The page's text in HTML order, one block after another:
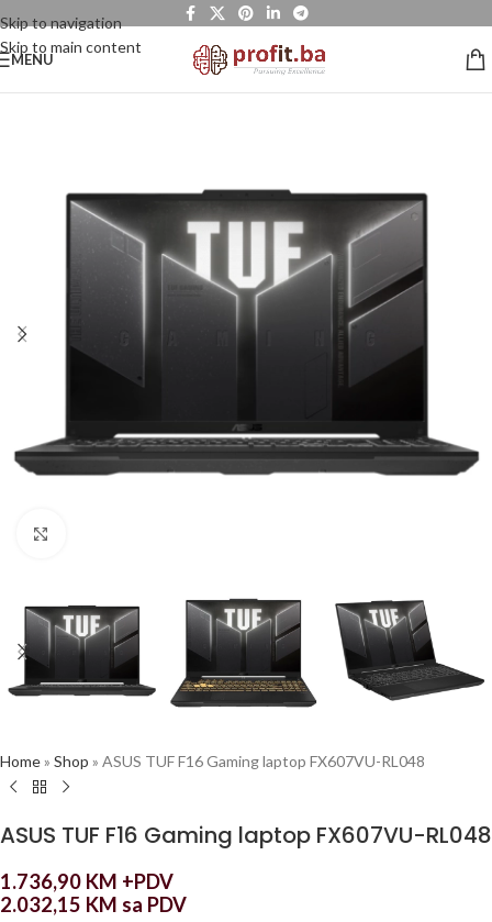
Skip to navigation
Skip to main content
MENU
Home» Shop » ASUS TUF F16 Gaming laptop FX607VU-RL048
ASUS TUF F16 Gaming laptop FX607VU-RL048
1.736,90 KM +PDV
2.032,15 KM sa PDV